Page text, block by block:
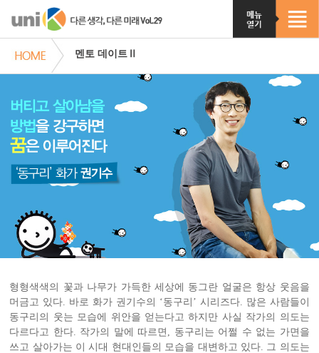
멘토 데이트Ⅱ
형형색색의 꽃과 나무가 가득한 세상에 동그란 얼굴은 항상 웃음을
머금고 있다. 바로 화가 권기수의 ‘동구리’ 시리즈다. 많은 사람들이
동구리의 웃는 모습에 위안을 얻는다고 하지만 사실 작가의 의도는
다르다고 한다. 작가의 말에 따르면, 동구리는 어쩔 수 없는 가면을
쓰고 살아가는 이 시대 현대인들의 모습을 대변하고 있다. 그 의도는